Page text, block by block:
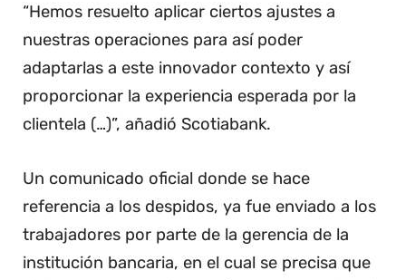
“Hemos resuelto aplicar ciertos ajustes a
nuestras operaciones para así poder
adaptarlas a este innovador contexto y así
proporcionar la experiencia esperada por la
clientela (…)”, añadió Scotiabank.
Un comunicado oficial donde se hace
referencia a los despidos, ya fue enviado a los
trabajadores por parte de la gerencia de la
institución bancaria, en el cual se precisa que